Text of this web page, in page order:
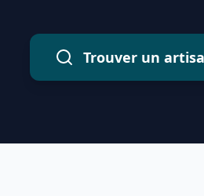
Trouver un